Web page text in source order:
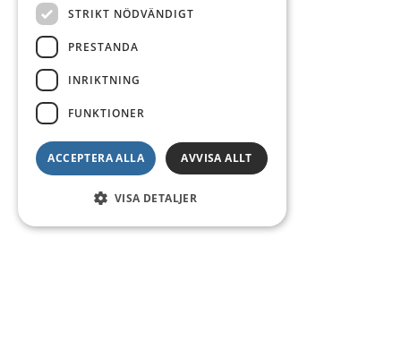
STRIKT NÖDVÄNDIGT
PRESTANDA
INRIKTNING
FUNKTIONER
ACCEPTERA ALLA AVVISA ALLT
VISA DETALJER